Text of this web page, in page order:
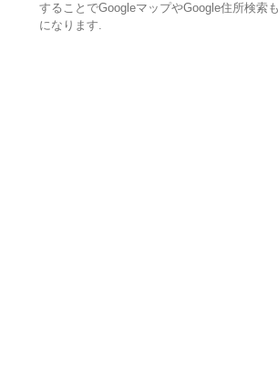
することでGoogleマップやGoogle住所検索
になります.